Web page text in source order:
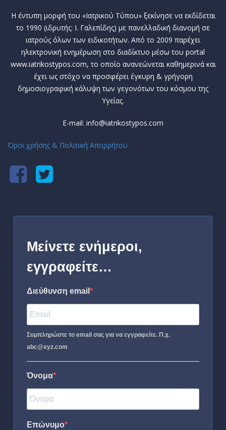
Η έντυπη μορφή του «Ιατρικού Τύπου» ξεκίνησε να εκδίδεται
το 1990 (ιδρυτής: Ι. Γαλεπίδης) με πανελλαδική διανομή σε
ιατρούς όλων των ειδικοτήτων. Από το 2009 παρέχει
ηλεκτρονική ενημέρωση στο διαδίκτυο μέσω του portal
www.iatrikostypos.com, το οποίο ανανεώνεται καθημερινά και
έχει ως στόχο να προσφέρει έγκυρη & γρήγορη
δημοσιογραφική κάλυψη των γεγονότων του κόσμου της
Υγείας.
E-mail: info@iatrikostypos.com
Όροι χρήσης & Πολιτική Απορρήτου
Μείνετε ενήμεροι,
εγγραφείτε…
Διεύθυνση email
Συμπληρώστε το email σας για να εγγραφείτε. Π.χ.
abc@xyz.com
Όνομα
Επώνυμο